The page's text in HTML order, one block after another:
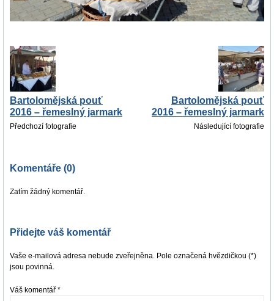
Bartolomějská pouť
2016 – řemeslný jarmark
Předchozí fotografie
Bartolomějská pouť
2016 – řemeslný jarmark
Následující fotografie
Komentáře (0)
Zatím žádný komentář.
Přidejte váš komentář
Vaše e-mailová adresa nebude zveřejněna. Pole označená hvězdičkou (*)
jsou povinná.
Váš komentář *